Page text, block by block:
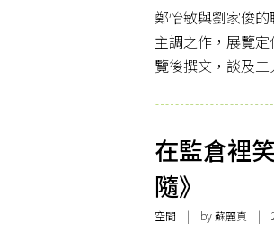
鄭怡敏與劉家俊
主調之作，展覽
覽後撰文，談及
在監倉裡
隨》
空間 | by蘇麗真 |